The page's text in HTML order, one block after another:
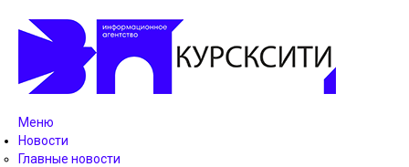
Меню
Новости
Главные новости